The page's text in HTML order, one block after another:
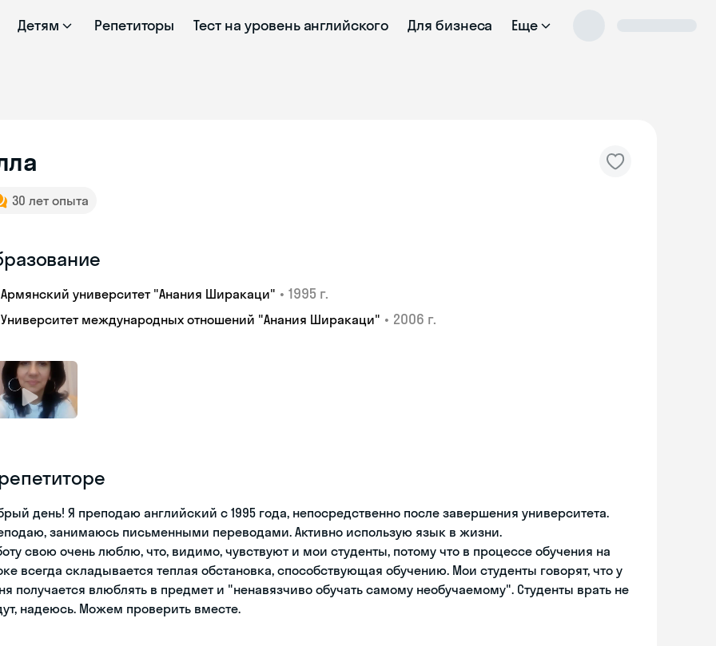
Детям Репетиторы Тест на уровень английского Для бизнеса Еще
30 лет опыта
Армянский университет "Анания Ширакаци" • 1995 г.
Университет международных отношений "Анания Ширакаци" • 2006 г.
день! Я преподаю английский с 1995 года, непосредственно после завершения университета.
занимаюсь письменными переводами. Активно использую язык в жизни.
свою очень люблю, что, видимо, чувствуют и мои студенты, потому что в процессе обучения на
всегда складывается теплая обстановка, способствующая обучению. Мои студенты говорят, что у
получается влюблять в предмет и "ненавязчиво обучать самому необучаемому". Студенты врать не
надеюсь. Можем проверить вместе.